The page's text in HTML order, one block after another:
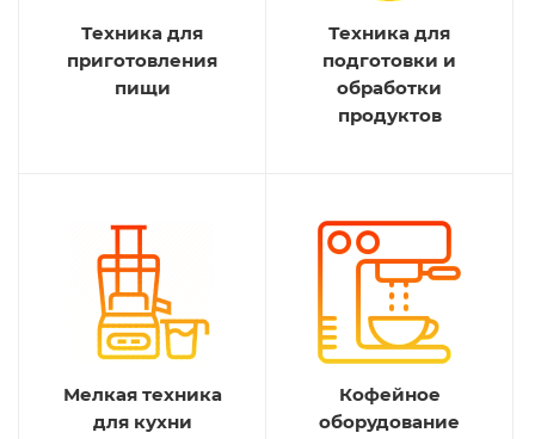
Техника для
приготовления
пищи
Техника для
подготовки и
обработки
продуктов
Мелкая техника
для кухни
Кофейное
оборудование